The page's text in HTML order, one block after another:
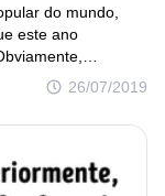
26/07/2019
do mundo,
este ano
mas estamos